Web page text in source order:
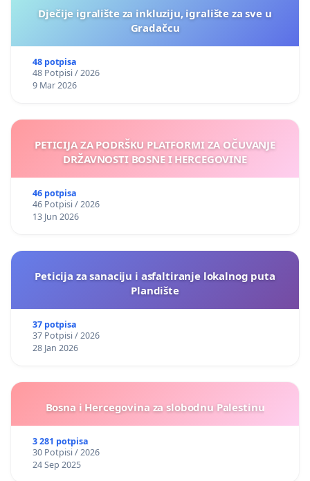
Dječije igralište za inkluziju, igralište za sve u
Gradačcu
48 potpisa
48 Potpisi / 2026
9 Mar 2026
PETICIJA ZA PODRŠKU PLATFORMI ZA OČUVANJE
DRŽAVNOSTI BOSNE I HERCEGOVINE
46 potpisa
46 Potpisi / 2026
13 Jun 2026
Peticija za sanaciju i asfaltiranje lokalnog puta
Plandište
37 potpisa
37 Potpisi / 2026
28 Jan 2026
Bosna i Hercegovina za slobodnu Palestinu
3 281 potpisa
30 Potpisi / 2026
24 Sep 2025